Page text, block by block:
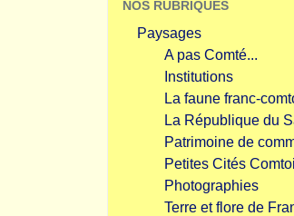
NOS RUBRIQUES
Paysages
A pas Comté...
Institutions
La faune franc-
La République du
Patrimoine de
Petites Cités
Photographies
Terre et flore de